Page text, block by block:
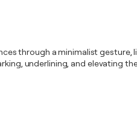
through a minimalist
underlining, and elevating